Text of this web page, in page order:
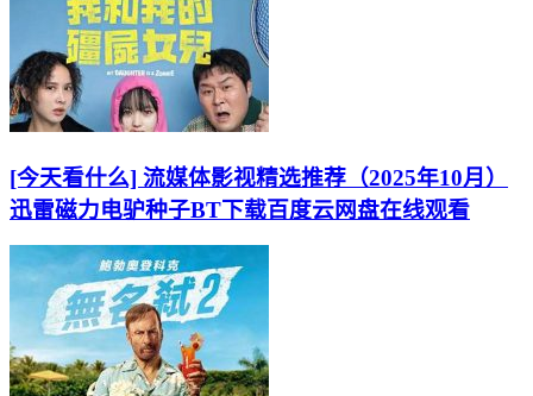
[今天看什么] 流媒体影视精选推荐（2025年10月）
迅雷磁力电驴种子BT下载百度云网盘在线观看